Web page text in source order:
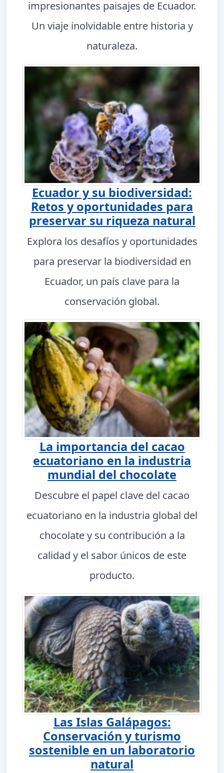
impresionantes paisajes de Ecuador.
Un viaje inolvidable entre historia y
naturaleza.
Ecuador y su biodiversidad:
Retos y oportunidades para
preservar su riqueza natural
Explora los desafíos y oportunidades
para preservar la biodiversidad en
Ecuador, un país clave para la
conservación global.
La importancia del cacao
ecuatoriano en la industria
mundial del chocolate
Descubre el papel clave del cacao
ecuatoriano en la industria global del
chocolate y su contribución a la
calidad y el sabor únicos de este
producto.
Las Islas Galápagos:
Conservación y turismo
sostenible en un laboratorio
natural